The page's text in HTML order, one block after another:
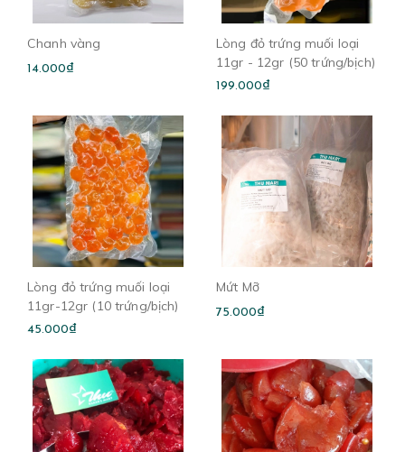
Chanh vàng
14.000₫
Lòng đỏ trứng muối loại
11gr - 12gr (50 trứng/bịch)
199.000₫
Lòng đỏ trứng muối loại
11gr-12gr (10 trứng/bịch)
45.000₫
Mứt Mỡ
75.000₫